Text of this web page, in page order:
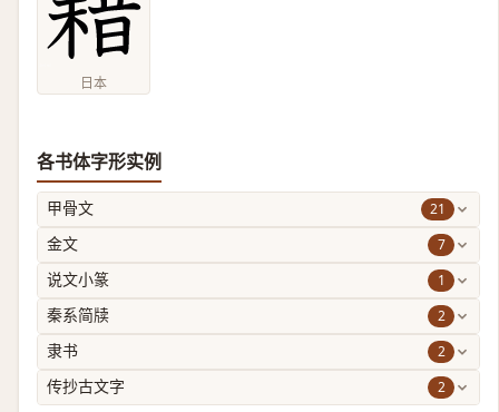
日本
各书体字形实例
甲骨文 21
金文 7
说文小篆 1
秦系简牍 2
隶书 2
传抄古文字 2